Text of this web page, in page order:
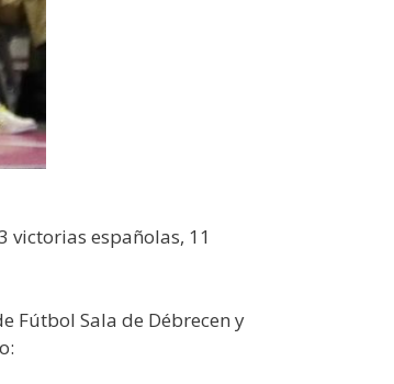
victorias españolas, 11
Fútbol Sala de Débrecen y